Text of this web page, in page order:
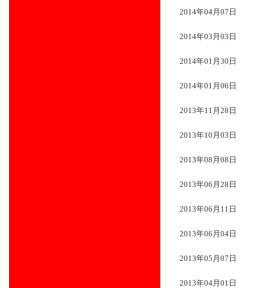
2014年04月07日
2014年03月03日
2014年01月30日
2014年01月06日
2013年11月28日
2013年10月03日
2013年08月08日
2013年06月28日
2013年06月11日
2013年06月04日
2013年05月07日
2013年04月01日